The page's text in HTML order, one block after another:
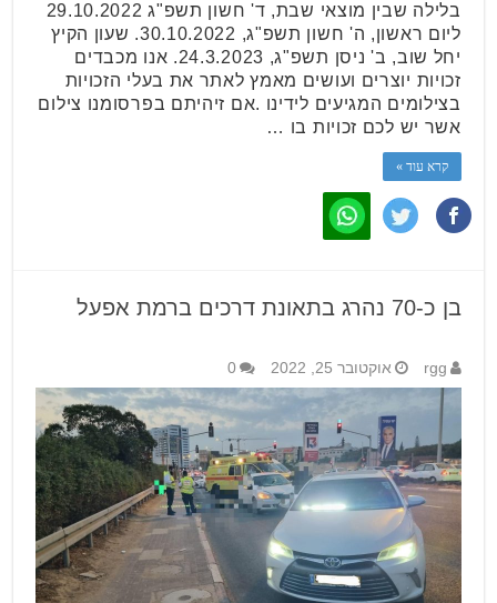
בלילה שבין מוצאי שבת, ד' חשון תשפ"ג 29.10.2022
ליום ראשון, ה' חשון תשפ"ג, 30.10.2022. שעון הקיץ
יחל שוב, ב' ניסן תשפ"ג, 24.3.2023. אנו מכבדים
זכויות יוצרים ועושים מאמץ לאתר את בעלי הזכויות
בצילומים המגיעים לידינו .אם זיהיתם בפרסומנו צילום
אשר יש לכם זכויות בו …
קרא עוד »
בן כ-70 נהרג בתאונת דרכים ברמת אפעל
rgg אוקטובר 25, 2022 0